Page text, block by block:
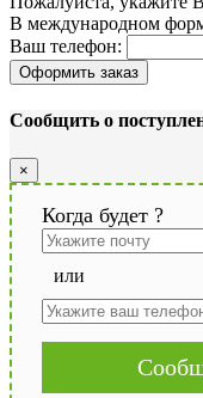
В международном
Ваш телефон:
Оформить заказ
Сообщить о
×
Когда будет ?
или